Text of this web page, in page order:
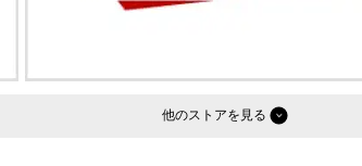
他のストア